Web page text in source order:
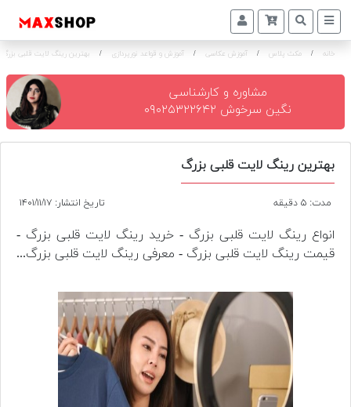
دوربین
و
تجهیزات
و
اکسسوری
دست
خرید
خانه / مکث پلاس / آموزش عکاسی / آموزش و قواعد نورپردازی / بهترین رینگ لایت قلبی بزرگ
مشاوره و کارشناسی
نگین سرخوش ۰۹۰۲۵۳۲۲۶۴۲
بهترین رینگ لایت قلبی بزرگ
مدت: ۵ دقیقه تاریخ انتشار: ۱۴۰۱/۱۱/۱۷
انواع رینگ لایت قلبی بزرگ - خرید رینگ لایت قلبی بزرگ -
قیمت رینگ لایت قلبی بزرگ - معرفی رینگ لایت قلبی بزرگ...